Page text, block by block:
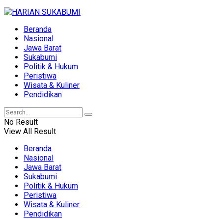
Beranda
Nasional
Jawa Barat
Sukabumi
Politik & Hukum
Peristiwa
Wisata & Kuliner
Pendidikan
No Result
View All Result
Beranda
Nasional
Jawa Barat
Sukabumi
Politik & Hukum
Peristiwa
Wisata & Kuliner
Pendidikan